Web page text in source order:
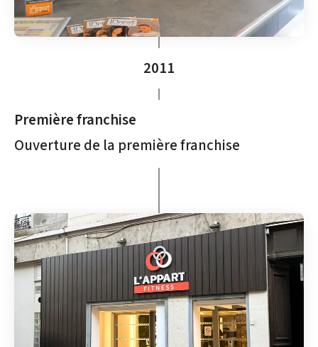
2011
Première franchise
Ouverture de la première franchise